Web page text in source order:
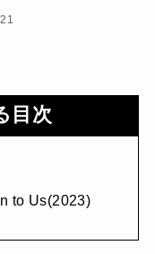
目次
to Us(2023)